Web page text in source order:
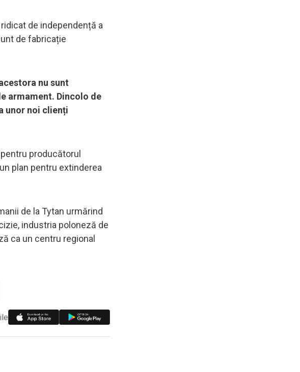
de independență a
de fabricație
nu sunt
armament. Dincolo de
unor noi clienți
producătorul
plan pentru extinderea
de la Tytan urmărind
industria poloneză de
ca un centru regional